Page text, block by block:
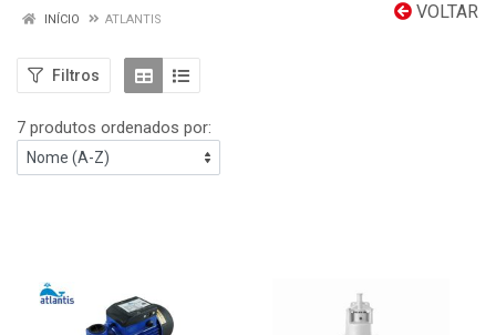
VOLTAR
INÍCIO ATLANTIS
Filtros
7 produtos ordenados por: